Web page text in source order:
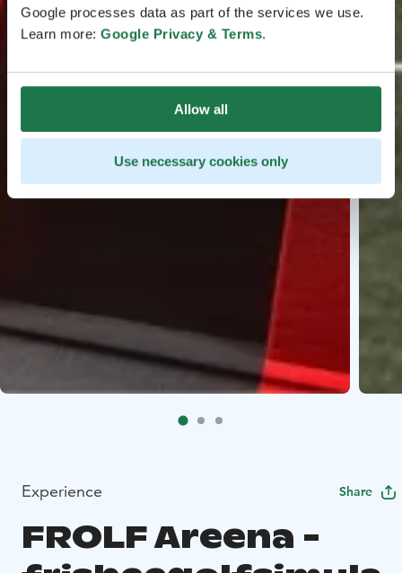
Google processes data as part of the services we use.
Learn more: Google Privacy & Terms.
Allow all
Use necessary cookies only
Experience Share
FROLF Areena -